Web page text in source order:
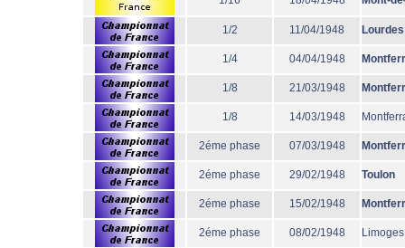
1/2 11/04/1948 Lourdes
1/4 04/04/1948
1/8 21/03/1948
1/8 14/03/1948
2éme phase 07/03/1948
2éme phase 29/02/1948 Toulon
2éme phase 15/02/1948
2éme phase 08/02/1948 Limoges